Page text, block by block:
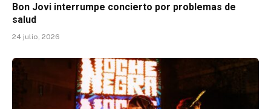
Bon Jovi interrumpe concierto por problemas de
salud
24 julio, 2026